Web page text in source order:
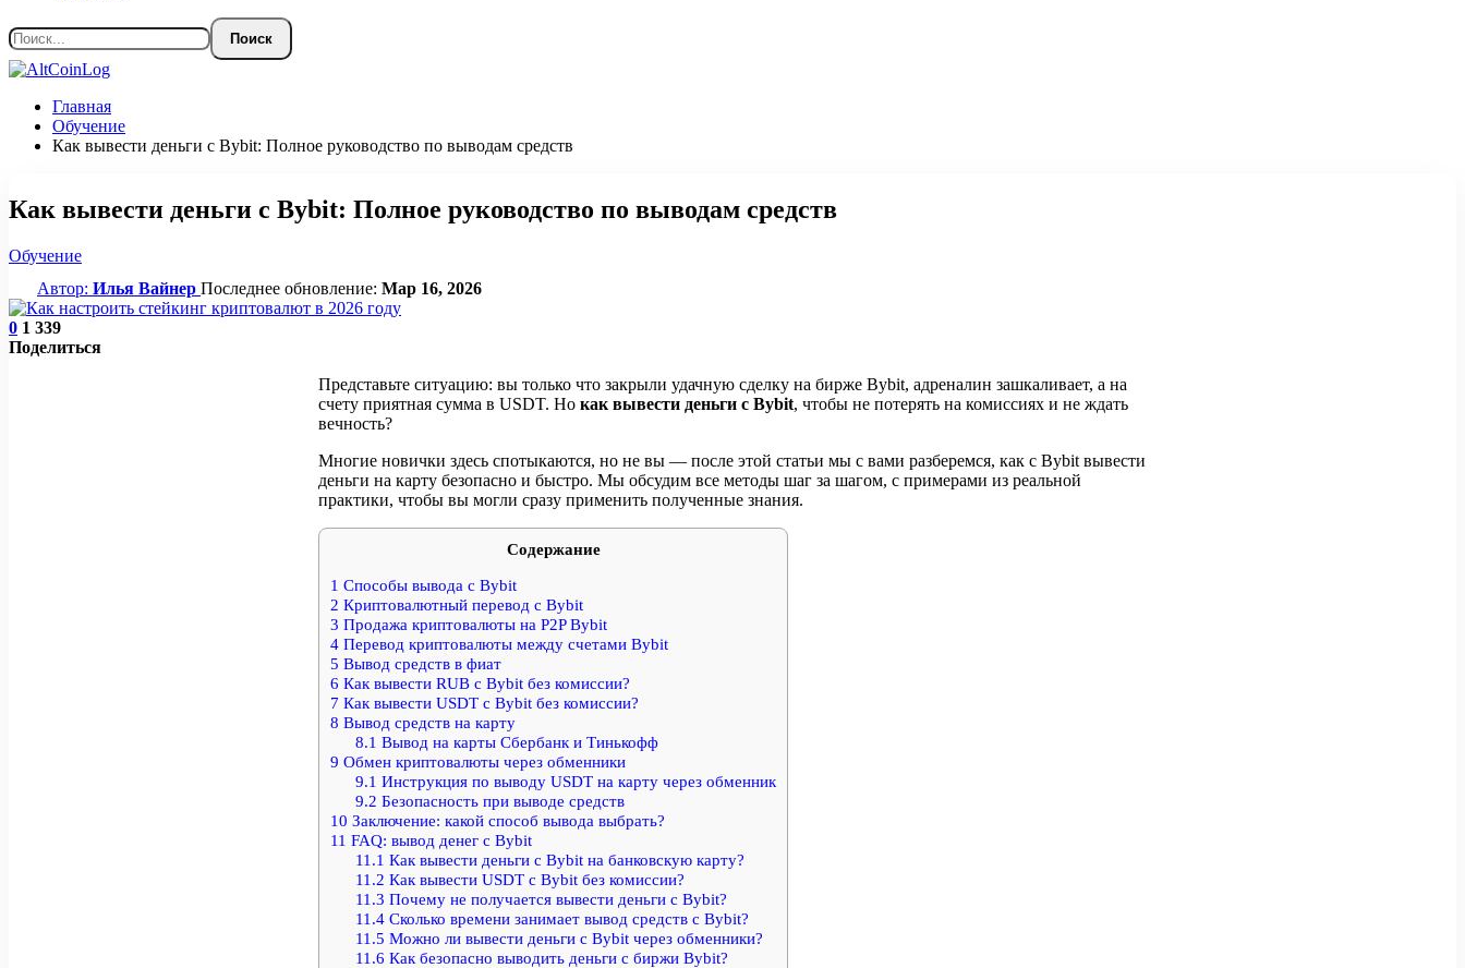
Главная
Обучение
Как вывести деньги с Bybit: Полное руководство по выводам средств
Как вывести деньги с Bybit: Полное руководство по выводам средств
Обучение
Автор: Илья Вайнер Последнее обновление: Мар 16, 2026
0 1 339
Поделиться
Представьте ситуацию: вы только что закрыли удачную сделку на бирже Bybit, адреналин зашкаливает, а на
счету приятная сумма в USDT. Но как вывести деньги с Bybit, чтобы не потерять на комиссиях и не ждать
вечность?
Многие новички здесь спотыкаются, но не вы — после этой статьи мы с вами разберемся, как с Bybit вывести
деньги на карту безопасно и быстро. Мы обсудим все методы шаг за шагом, с примерами из реальной
практики, чтобы вы могли сразу применить полученные знания.
Содержание
1 Способы вывода с Bybit
2 Криптовалютный перевод с Bybit
3 Продажа криптовалюты на P2P Bybit
4 Перевод криптовалюты между счетами Bybit
5 Вывод средств в фиат
6 Как вывести RUB с Bybit без комиссии?
7 Как вывести USDT с Bybit без комиссии?
8 Вывод средств на карту
8.1 Вывод на карты Сбербанк и Тинькофф
9 Обмен криптовалюты через обменники
9.1 Инструкция по выводу USDT на карту через обменник
9.2 Безопасность при выводе средств
10 Заключение: какой способ вывода выбрать?
11 FAQ: вывод денег с Bybit
11.1 Как вывести деньги с Bybit на банковскую карту?
11.2 Как вывести USDT с Bybit без комиссии?
11.3 Почему не получается вывести деньги с Bybit?
11.4Сколько времени занимает вывод средств с Bybit?
11.5 Можно ли вывести деньги с Bybit через обменники?
11.6 Как безопасно выводить деньги с биржи Bybit?